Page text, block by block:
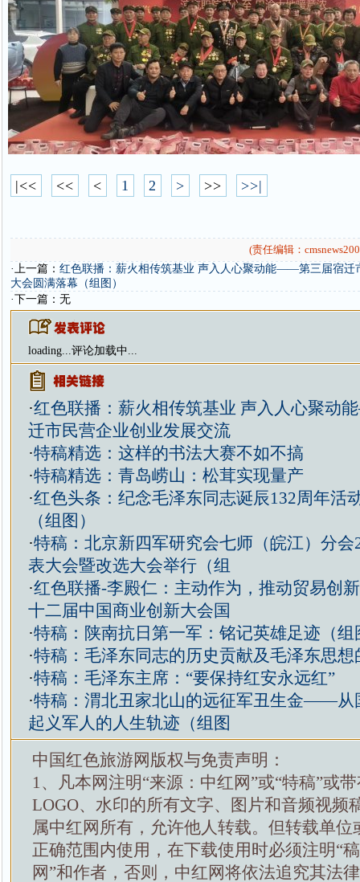
|<< << < 1 2 > >> >>|
(责任编辑：
·上一篇： 红色联播：薪火相传筑基业 声入人心聚动能——第三届宿迁
大会圆满落幕（组图）
·下一篇：无
loading...评论加载中...
·红色联播：薪火相传筑基业 声入人心聚动
迁市民营企业创业发展交流
·特稿精选：这样的书法大赛不如不搞
·特稿精选：青岛崂山：松茸实现量产
·红色头条：纪念毛泽东同志诞辰132周年活
（组图）
·特稿：北京新四军研究会七师（皖江）分会
表大会暨改选大会举行（组
·红色联播-李殿仁：主动作为，推动贸易创
十二届中国商业创新大会国
·特稿：陕南抗日第一军：铭记英雄足迹（组
·特稿：毛泽东同志的历史贡献及毛泽东思想
·特稿：毛泽东主席：“要保持红安永远红”
·特稿：渭北丑家北山的远征军丑生金——从
起义军人的人生轨迹（组图
中国红色旅游网版权与免责声明：
1、凡本网注明“来源：中红网”或“特稿”或
LOGO、水印的所有文字、图片和音频视频
属中红网所有，允许他人转载。但转载单位
正确范围内使用，在下载使用时必须注明“
网”和作者，否则，中红网将依法追究其法